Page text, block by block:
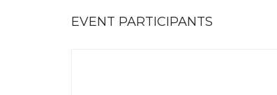
EVENT PARTICIPANTS